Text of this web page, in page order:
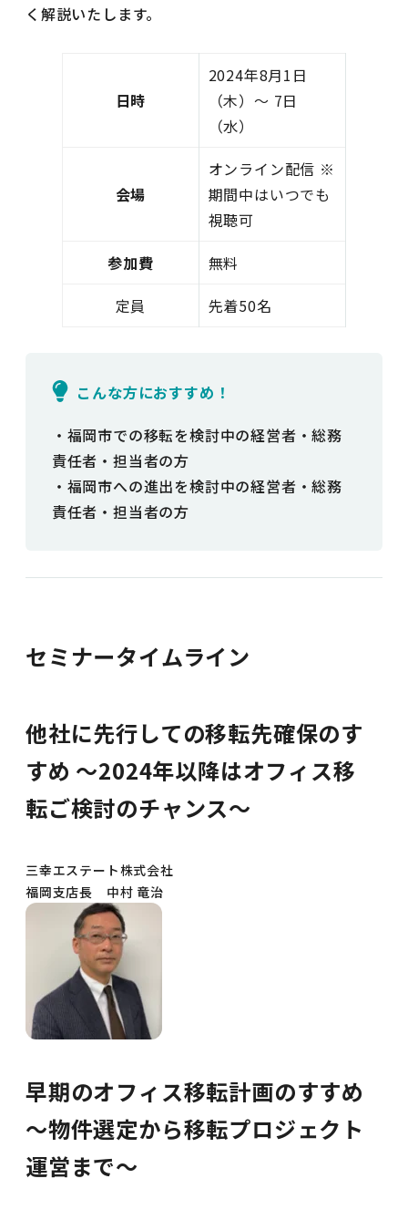
く解説いたします。
日時
2024年8月1日
（木）～ 7日
（水）
会場
オンライン配信 ※
期間中はいつでも
視聴可
参加費
無料
定員
先着50名
こんな方におすすめ！
・福岡市での移転を検討中の経営者・総務
責任者・担当者の方
・福岡市への進出を検討中の経営者・総務
責任者・担当者の方
セミナータイムライン
他社に先行しての移転先確保のす
すめ ～2024年以降はオフィス移
転ご検討のチャンス～
三幸エステート株式会社
福岡支店長 中村 竜治
早期のオフィス移転計画のすすめ
～物件選定から移転プロジェクト
運営まで～